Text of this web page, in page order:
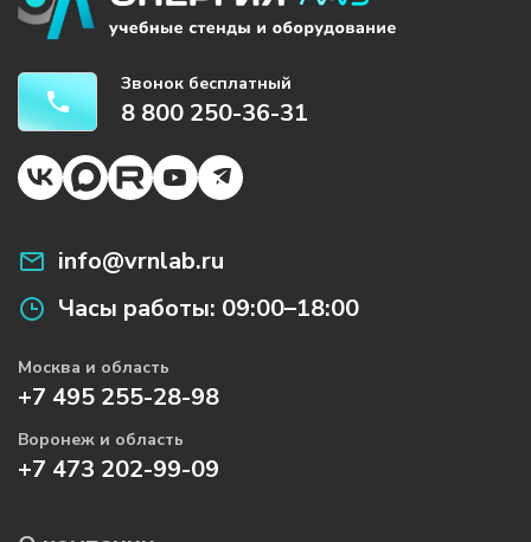
Звонок бесплатный
8 800 250-36-31
info@vrnlab.ru
Часы работы: 09:00–18:00
Москва и область
+7 495 255-28-98
Воронеж и область
+7 473 202-99-09